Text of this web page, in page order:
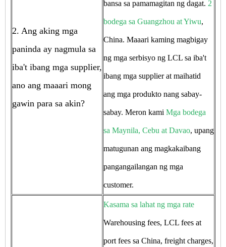
2. Ang aking mga
paninda ay nagmula sa
iba't ibang mga supplier,
ano ang maaari mong
gawin para sa akin?
bansa sa pamamagitan ng dagat. 2
bodega sa Guangzhou at Yiwu,
China. Maaari kaming magbigay
ng mga serbisyo ng LCL sa iba't
ibang mga supplier at maihatid
ang mga produkto nang sabay-
sabay. Meron kami Mga bodega
sa Maynila, Cebu at Davao, upang
matugunan ang magkakaibang
pangangailangan ng mga
customer.
Kasama sa lahat ng mga rate
Warehousing fees, LCL fees at
port fees sa China, freight charges,